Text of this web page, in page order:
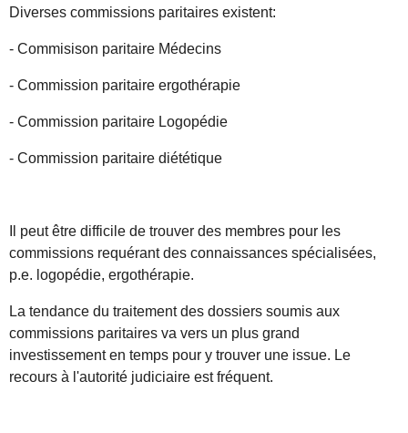
Diverses commissions paritaires existent:
- Commisison paritaire Médecins
- Commission paritaire ergothérapie
- Commission paritaire Logopédie
- Commission paritaire diététique
Il peut être difficile de trouver des membres pour les
commissions requérant des connaissances spécialisées,
p.e. logopédie, ergothérapie.
La tendance du traitement des dossiers soumis aux
commissions paritaires va vers un plus grand
investissement en temps pour y trouver une issue. Le
recours à l'autorité judiciaire est fréquent.